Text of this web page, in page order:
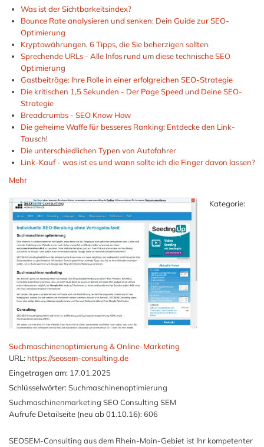
Was ist der Sichtbarkeitsindex?
Bounce Rate analysieren und senken: Dein Guide zur SEO-
Optimierung
Kryptowährungen, 6 Tipps, die Sie beherzigen sollten
Sprechende URLs - Alle Infos rund um diese technische SEO
Optimierung
Gastbeiträge: Ihre Rolle in einer erfolgreichen SEO-Strategie
Die kritischen 1,5 Sekunden - Der Page Speed und Deine SEO-
Strategie
Breadcrumbs - SEO Know How
Die geheime Waffe für besseres Ranking: Entdecke den Link-
Tausch!
Die unterschiedlichen Typen von Autofahrer
Link-Kauf - was ist es und wann sollte ich die Finger davon lassen?
Mehr
Kategorie:
Suchmaschinenoptimierung & Online-Marketing
URL: https://seosem-consulting.de
Eingetragen am: 17.01.2025
Schlüsselwörter:Suchmaschinenoptimierung
Suchmaschinenmarketing SEO Consulting SEM
Aufrufe Detailseite (neu ab 01.10.16):606
SEOSEM-Consulting aus dem Rhein-Main-Gebiet ist Ihr kompetenter